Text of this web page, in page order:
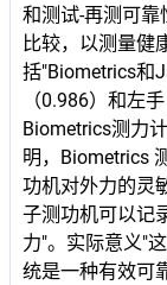
和测试-再测可
比较，以测量健
括"Biometrics和
（0.986）和左
Biometrics测力
明，Biometrics
功机对外力的灵
子测功机可以记
力"。实际意义"
统是一种有效可